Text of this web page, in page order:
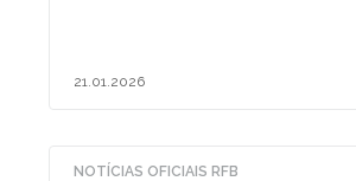
21.01.2026
NOTÍCIAS OFICIAIS RFB